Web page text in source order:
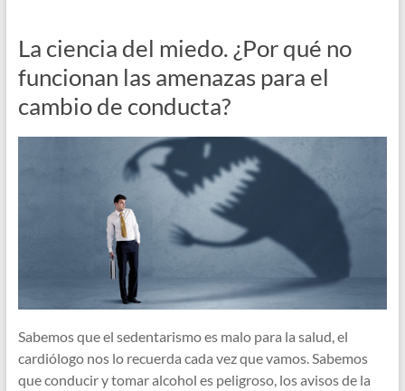
La ciencia del miedo. ¿Por qué no
funcionan las amenazas para el
cambio de conducta?
Sabemos que el sedentarismo es malo para la salud, el
cardiólogo nos lo recuerda cada vez que vamos. Sabemos
que conducir y tomar alcohol es peligroso, los avisos de la